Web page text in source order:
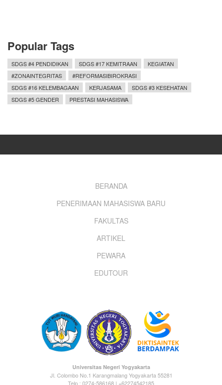
Popular Tags
SDGS #4 PENDIDIKAN SDGS #17 KEMITRAAN
KEGIATAN
#ZONAINTEGRITAS
#REFORMASIBIROKRASI
SDGS #16 KELEMBAGAAN
KERJASAMA
SDGS #3 KESEHATAN
SDGS #5 GENDER
PRESTASI MAHASISWA
BERANDA
PENERIMAAN MAHASISWA BARU
FAKULTAS
ARTIKEL
PEWARA
EDUTOUR
Universitas Negeri Yogyakarta
Jl. Colombo No.1 Karangmalang Yogyakarta 55281
Telp : 0274-586168 | +62274542185